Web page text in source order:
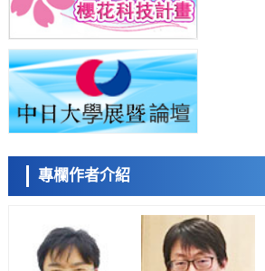
科學研究
東京都產技研採用新手法開發出可穩定工作至
證電容器可在汽車發動機等高溫環境下工作
經濟・社會
日本生成式AI使用者佔比一年內翻倍，但與中
政策
日本修訂首都直下型地震緊急對策：目標為死
科學研究
福井大學發現細胞記憶過往並抑制反應的機制
迥異之謎
神戶大學確認口服癌症疫苗B440單藥給藥的安
癌患者中開展臨床試驗
政策
專欄作者介紹
陳小牧
容江 餘錦澤